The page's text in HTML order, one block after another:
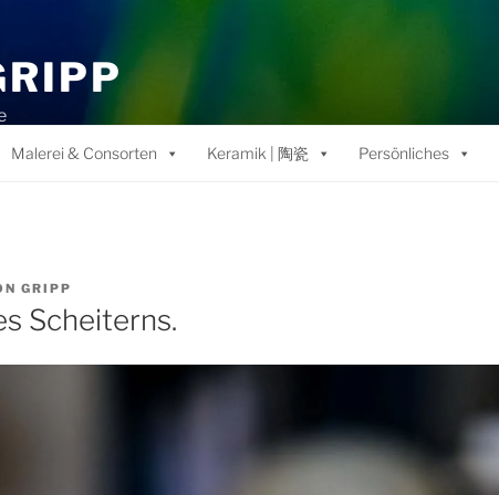
Malerei & Consorten Keramik | 陶瓷 Persönliches
GRIPP
Scheiterns.